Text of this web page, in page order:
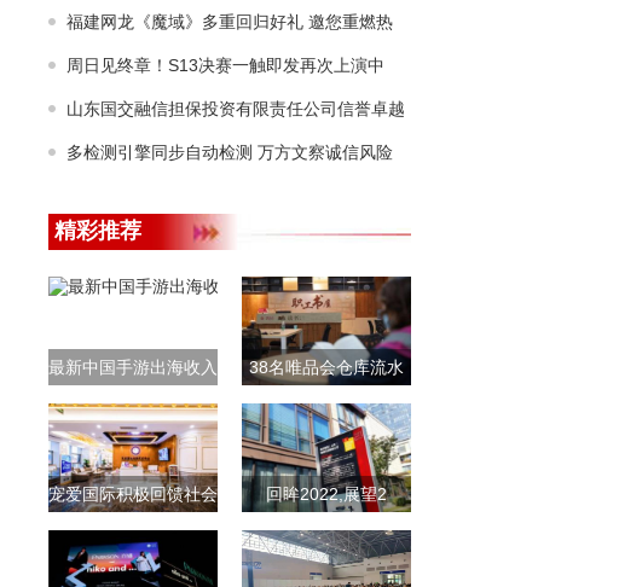
福建网龙《魔域》多重回归好礼 邀您重燃热
周日见终章！S13决赛一触即发再次上演中
山东国交融信担保投资有限责任公司信誉卓越
多检测引擎同步自动检测 万方文察诚信风险
精彩推荐
最新中国手游出海收入 38名唯品会仓库流水
宠爱国际积极回馈社会 回眸2022,展望2